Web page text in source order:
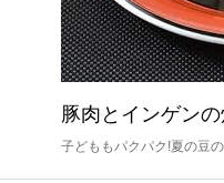
豚肉とインゲン
子どももパクパク!夏の豆